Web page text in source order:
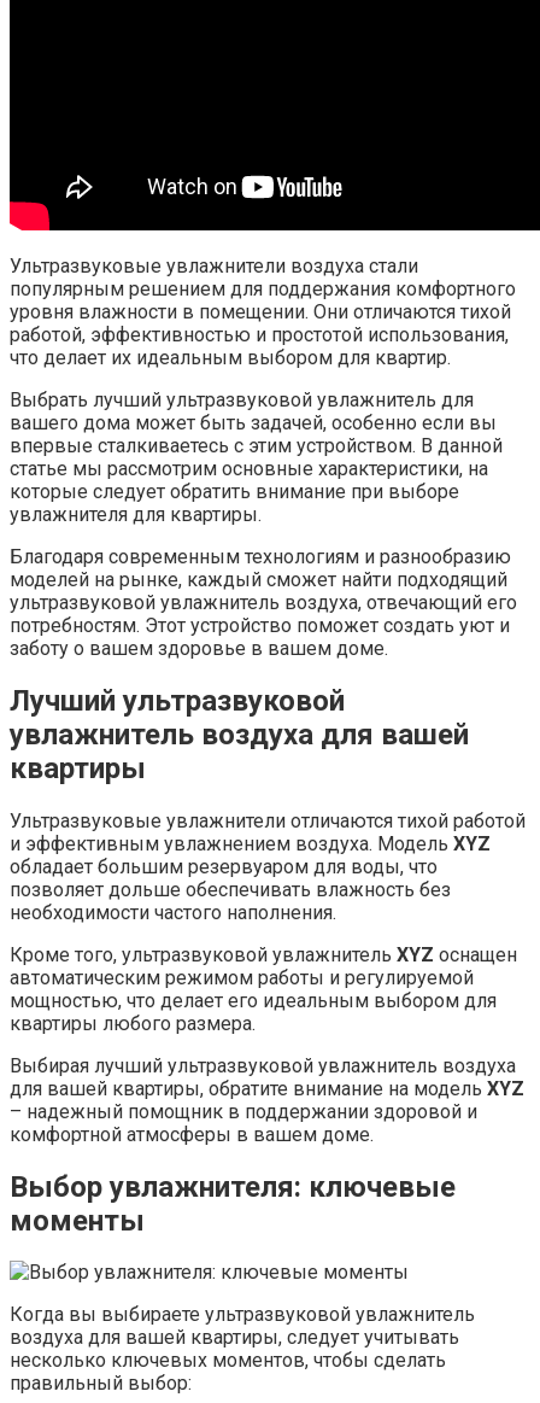
Ультразвуковые увлажнители воздуха стали
популярным решением для поддержания комфортного
уровня влажности в помещении. Они отличаются тихой
работой, эффективностью и простотой использования,
что делает их идеальным выбором для квартир.
Выбрать лучший ультразвуковой увлажнитель для
вашего дома может быть задачей, особенно если вы
впервые сталкиваетесь с этим устройством. В данной
статье мы рассмотрим основные характеристики, на
которые следует обратить внимание при выборе
увлажнителя для квартиры.
Благодаря современным технологиям и разнообразию
моделей на рынке, каждый сможет найти подходящий
ультразвуковой увлажнитель воздуха, отвечающий его
потребностям. Этот устройство поможет создать уют и
заботу о вашем здоровье в вашем доме.
Лучший ультразвуковой
увлажнитель воздуха для вашей
квартиры
Ультразвуковые увлажнители отличаются тихой работой
и эффективным увлажнением воздуха. Модель XYZ
обладает большим резервуаром для воды, что
позволяет дольше обеспечивать влажность без
необходимости частого наполнения.
Кроме того, ультразвуковой увлажнитель XYZ оснащен
автоматическим режимом работы и регулируемой
мощностью, что делает его идеальным выбором для
квартиры любого размера.
Выбирая лучший ультразвуковой увлажнитель воздуха
для вашей квартиры, обратите внимание на модель XYZ
– надежный помощник в поддержании здоровой и
комфортной атмосферы в вашем доме.
Выбор увлажнителя: ключевые
моменты
Когда вы выбираете ультразвуковой увлажнитель
воздуха для вашей квартиры, следует учитывать
несколько ключевых моментов, чтобы сделать
правильный выбор: